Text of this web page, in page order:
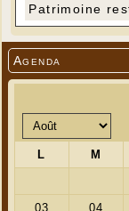
Agenda
Patrimoine